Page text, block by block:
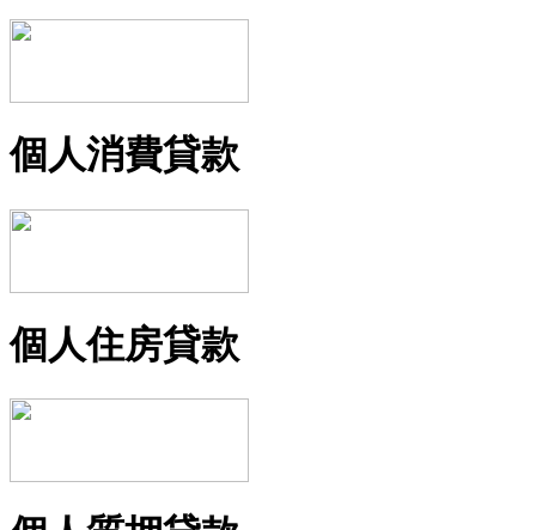
個人消費貸款
個人住房貸款